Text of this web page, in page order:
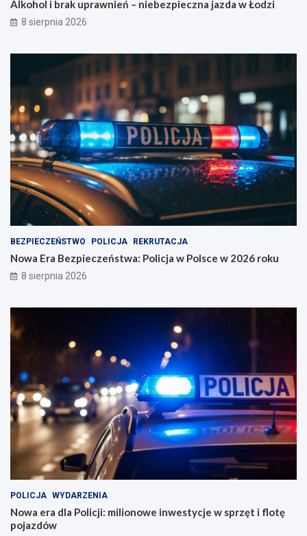
Alkohol i brak uprawnień – niebezpieczna jazda w Łodzi
8 sierpnia 2026
BEZPIECZEŃSTWO POLICJA REKRUTACJA
Nowa Era Bezpieczeństwa: Policja w Polsce w 2026 roku
8 sierpnia 2026
POLICJA WYDARZENIA
Nowa era dla Policji: milionowe inwestycje w sprzęt i flotę
pojazdów